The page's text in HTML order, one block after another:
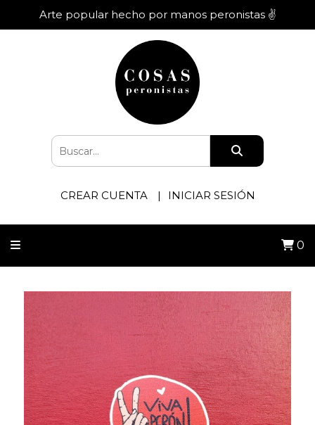
Arte popular hecho por manos peronistas ✌️
CREAR CUENTA INICIAR SESIÓN
0